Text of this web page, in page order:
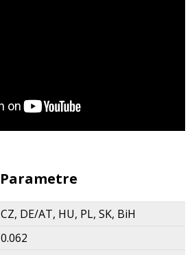
Parametre
CZ, DE/AT, HU, PL, SK, BiH
0.062